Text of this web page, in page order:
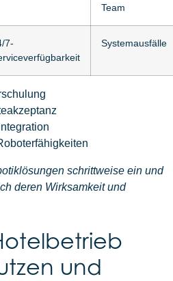
Team
7-
Systemausfälle
schrittweise ein und
deren Wirksamkeit und
und